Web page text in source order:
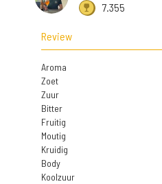
7.355
Review
Aroma
Zoet
Zuur
Bitter
Fruitig
Moutig
Kruidig
Body
Koolzuur